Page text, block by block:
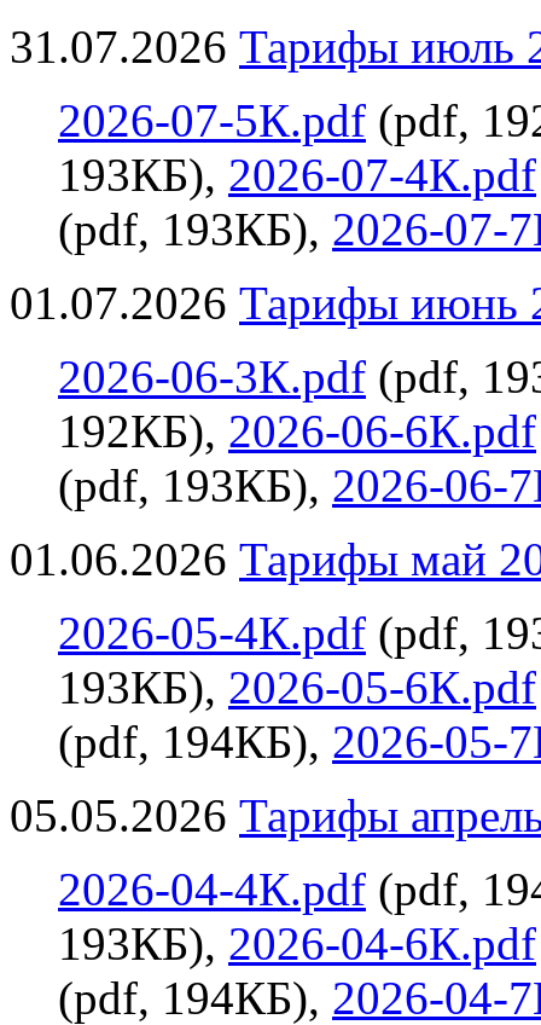
31.07.2026 Тарифы июль
2026-07-5К.pdf (pdf,
193КБ), 2026-07-4К.pdf
(pdf, 193КБ), 2026-07-
01.07.2026 Тарифы июнь
2026-06-3К.pdf (pdf,
192КБ), 2026-06-6К.pdf
(pdf, 193КБ), 2026-06-
01.06.2026 Тарифы май
2026-05-4К.pdf (pdf,
193КБ), 2026-05-6К.pdf
(pdf, 194КБ), 2026-05-
05.05.2026 Тарифы
2026-04-4К.pdf (pdf,
193КБ), 2026-04-6К.pdf
(pdf, 194КБ), 2026-04-